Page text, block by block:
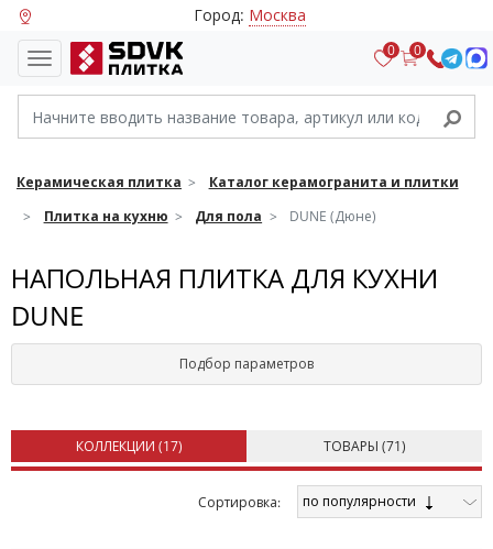
Город: Москва
0 0
Керамическая плитка
Каталог керамогранита и плитки
Плитка на кухню
Для пола DUNE (Дюне)
НАПОЛЬНАЯ ПЛИТКА ДЛЯ КУХНИ
DUNE
Подбор параметров
КОЛЛЕКЦИИ (17) ТОВАРЫ (71)
Cортировка: по популярности